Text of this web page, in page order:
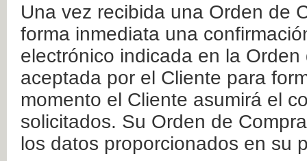
Una vez recibida una Orden de
forma inmediata una
electrónico indicada en la
aceptada por el Cliente para
momento el Cliente asumirá el
solicitados. Su Orden de
los datos proporcionados en su